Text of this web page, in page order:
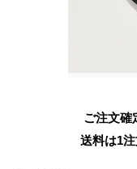
ご注文確
送料は1